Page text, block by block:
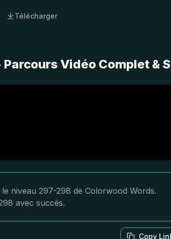
Télécharger
Vidéo Complet &
niveau 297-298 de Colorwood Words.
avec succès.
Copy